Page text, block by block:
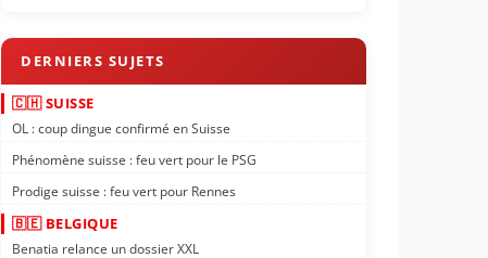
🇨🇭 SUISSE
OL : coup dingue confirmé en Suisse
Phénomène suisse : feu vert pour le PSG
Prodige suisse : feu vert pour Rennes
🇧🇪 BELGIQUE
Benatia relance un dossier XXL